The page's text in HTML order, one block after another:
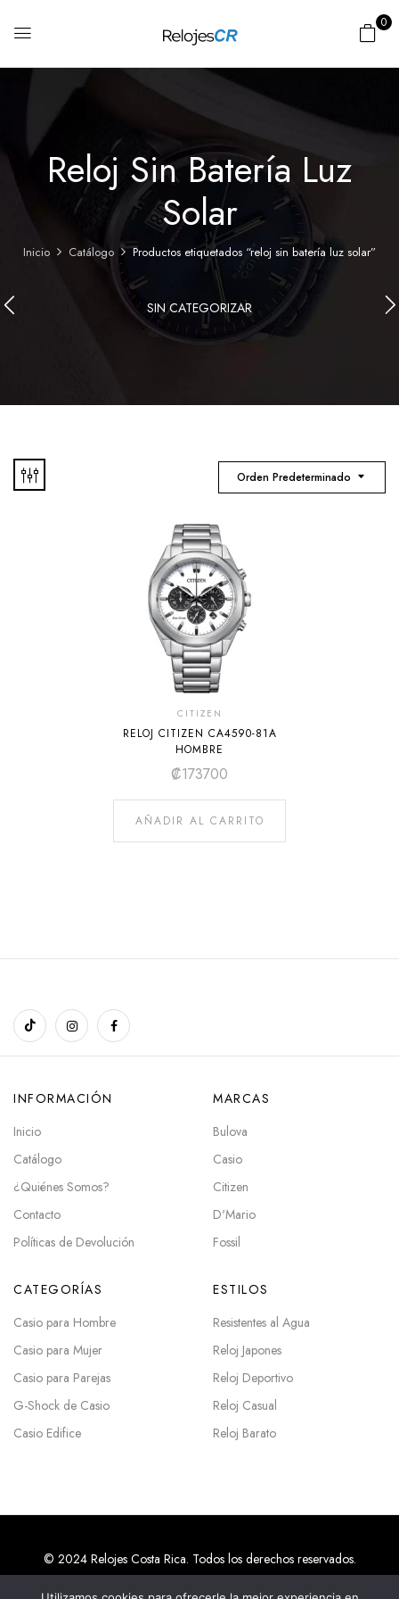
0
Reloj Sin Batería Luz
Solar
Inicio Catálogo Productos etiquetados “reloj sin batería luz solar”
SIN CATEGORIZAR
Orden Predeterminado
CITIZEN
RELOJ CITIZEN CA4590-81A
HOMBRE
₡173700
AÑADIR AL CARRITO
INFORMACIÓN
Inicio
Catálogo
¿Quiénes Somos?
Contacto
Políticas de Devolución
MARCAS
Bulova
Casio
Citizen
D'Mario
Fossil
CATEGORÍAS
Casio para Hombre
Casio para Mujer
Casio para Parejas
G-Shock de Casio
Casio Edifice
ESTILOS
Resistentes al Agua
Reloj Japones
Reloj Deportivo
Reloj Casual
Reloj Barato
© 2024 Relojes Costa Rica. Todos los derechos reservados.